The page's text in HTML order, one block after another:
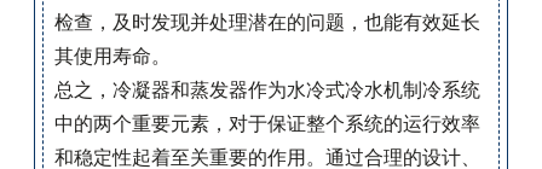
检查，及时发现并处理潜在的问题，也能有效延长
其使用寿命。
总之，冷凝器和蒸发器作为水冷式冷水机制冷系统
中的两个重要元素，对于保证整个系统的运行效率
和稳定性起着至关重要的作用。通过合理的设计、